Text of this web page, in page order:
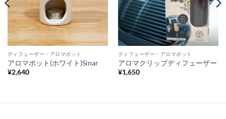
ディフューザー・アロマポット
アロマポット(ホワイト)Sinar
¥2,640
ディフューザー・アロマポット
アロマクリップディフューザー
¥1,650